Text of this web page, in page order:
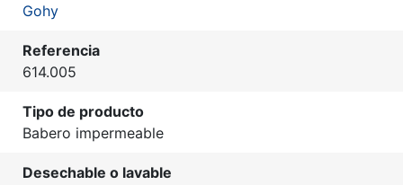
Gohy
Referencia
614.005
Tipo de producto
Babero impermeable
Desechable o lavable